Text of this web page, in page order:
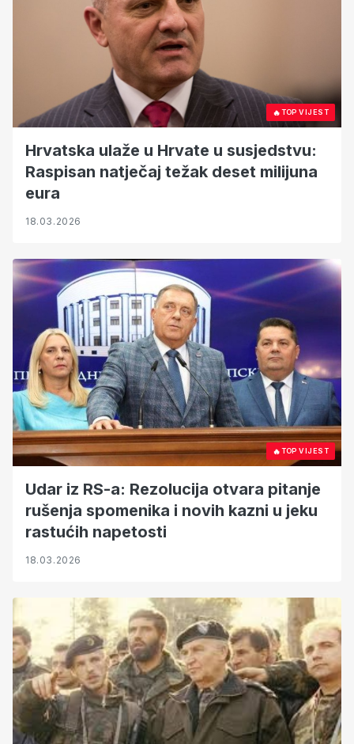
🔥TOP VIJEST
Hrvatska ulaže u Hrvate u susjedstvu:
Raspisan natječaj težak deset milijuna
eura
18.03.2026
🔥TOP VIJEST
Udar iz RS-a: Rezolucija otvara pitanje
rušenja spomenika i novih kazni u jeku
rastućih napetosti
18.03.2026